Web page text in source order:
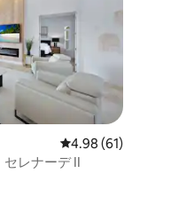
レビュー61件、5つ
4.98 (61)
レナーデ II